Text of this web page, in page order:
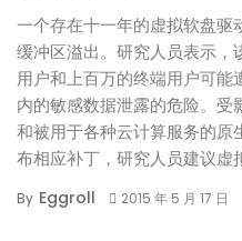
一个存在十一年的虚拟软盘
缓冲区溢出。研究人员表示
用户和上百万的终端用户可
内的敏感数据泄露的危险。受
和被用于各种云计算服务的原
布相应补丁，研究人员建议虚
By Eggroll 2015 年 5 月 17 日